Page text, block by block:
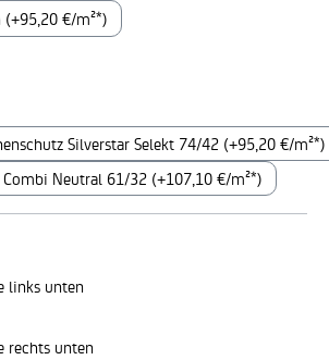
(+95,20 €/m²*)
Silverstar Selekt 74/42 (+95,20 €/m²*)
Neutral 61/32 (+107,10 €/m²*)
links unten
rechts unten